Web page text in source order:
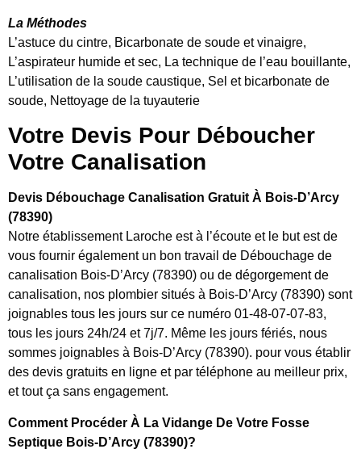
La Méthodes
L’astuce du cintre, Bicarbonate de soude et vinaigre,
L’aspirateur humide et sec, La technique de l’eau bouillante,
L’utilisation de la soude caustique, Sel et bicarbonate de
soude, Nettoyage de la tuyauterie
Votre Devis Pour Déboucher
Votre Canalisation
Devis Débouchage Canalisation Gratuit À Bois-D’Arcy
(78390)
Notre établissement Laroche est à l’écoute et le but est de
vous fournir également un bon travail de Débouchage de
canalisation Bois-D’Arcy (78390) ou de dégorgement de
canalisation, nos plombier situés à Bois-D’Arcy (78390) sont
joignables tous les jours sur ce numéro 01-48-07-07-83,
tous les jours 24h/24 et 7j/7. Même les jours fériés, nous
sommes joignables à Bois-D’Arcy (78390). pour vous établir
des devis gratuits en ligne et par téléphone au meilleur prix,
et tout ça sans engagement.
Comment Procéder À La Vidange De Votre Fosse
Septique Bois-D’Arcy (78390)?